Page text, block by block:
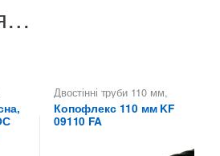
Двостінні труби 110 мм,
Копофлекс КОПОС — гнучкі
двостінні труби ,Труби
двостінні KOPOS -
Копофлекс 110 мм KF
09110 FA